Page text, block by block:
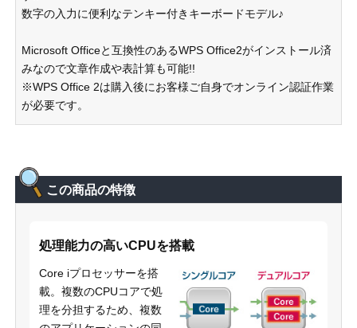
数字の入力に便利なテンキー付きキーボードモデル♪
Microsoft Officeと互換性のあるWPS Office2がインストール済
みなので文章作成や表計算も可能!!
※WPS Office 2は購入後にお客様ご自身でオンライン認証作業
が必要です。
この商品の特徴
処理能力の高いCPUを搭載
Core iプロセッサーを搭
載。複数のCPUコアで処
理を分担するため、複数